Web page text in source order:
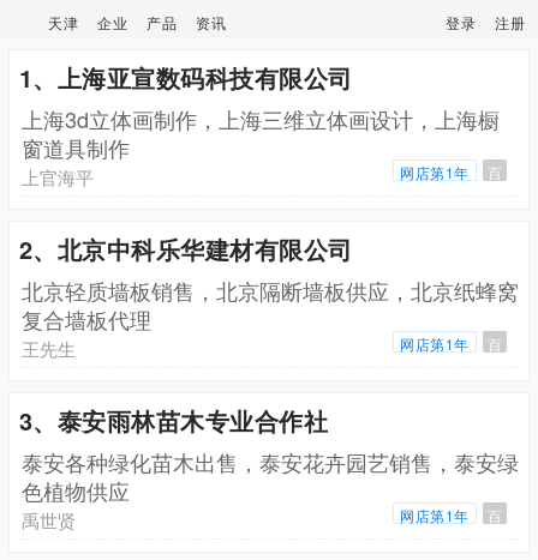
天津 企业 产品 资讯 登录 注册
1、上海亚宣数码科技有限公司
上海3d立体画制作，上海三维立体画设计，上海橱
窗道具制作
上官海平 网店第1年 百
2、北京中科乐华建材有限公司
北京轻质墙板销售，北京隔断墙板供应，北京纸蜂窝
复合墙板代理
王先生 网店第1年 百
3、泰安雨林苗木专业合作社
泰安各种绿化苗木出售，泰安花卉园艺销售，泰安绿
色植物供应
禹世贤 网店第1年 百